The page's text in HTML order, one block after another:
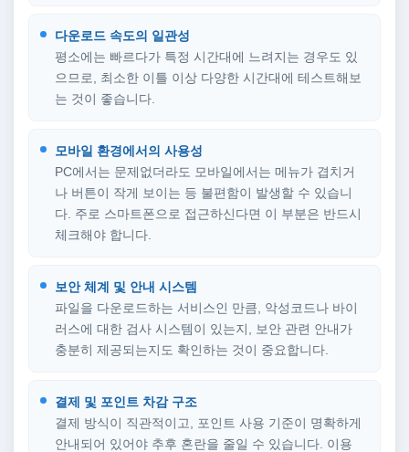
다운로드 속도의 일관성
평소에는 빠르다가 특정 시간대에 느려지는 경우도 있
으므로, 최소한 이틀 이상 다양한 시간대에 테스트해보
는 것이 좋습니다.
모바일 환경에서의 사용성
PC에서는 문제없더라도 모바일에서는 메뉴가 겹치거
나 버튼이 작게 보이는 등 불편함이 발생할 수 있습니
다. 주로 스마트폰으로 접근하신다면 이 부분은 반드시
체크해야 합니다.
보안 체계 및 안내 시스템
파일을 다운로드하는 서비스인 만큼, 악성코드나 바이
러스에 대한 검사 시스템이 있는지, 보안 관련 안내가
충분히 제공되는지도 확인하는 것이 중요합니다.
결제 및 포인트 차감 구조
결제 방식이 직관적이고, 포인트 사용 기준이 명확하게
안내되어 있어야 추후 혼란을 줄일 수 있습니다. 이용